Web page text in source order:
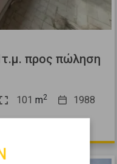
προς πώληση
101 m2 1988